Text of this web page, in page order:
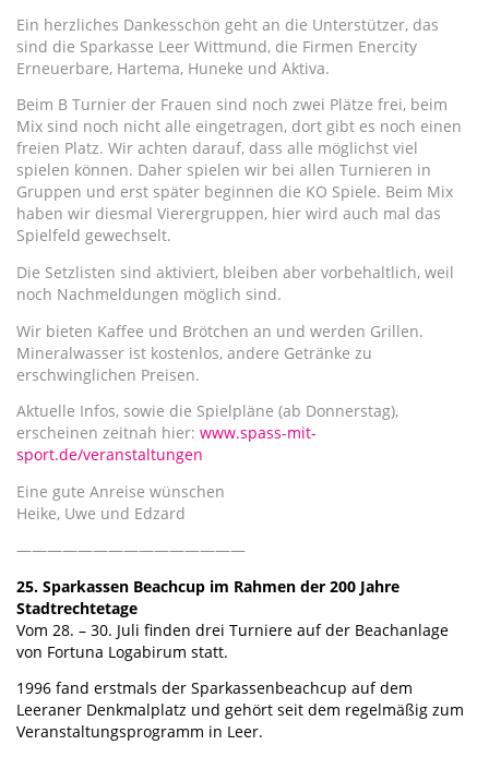
Ein herzliches Dankesschön geht an die Unterstützer, das
sind die Sparkasse Leer Wittmund, die Firmen Enercity
Erneuerbare, Hartema, Huneke und Aktiva.
Beim B Turnier der Frauen sind noch zwei Plätze frei, beim
Mix sind noch nicht alle eingetragen, dort gibt es noch einen
freien Platz. Wir achten darauf, dass alle möglichst viel
spielen können. Daher spielen wir bei allen Turnieren in
Gruppen und erst später beginnen die KO Spiele. Beim Mix
haben wir diesmal Vierergruppen, hier wird auch mal das
Spielfeld gewechselt.
Die Setzlisten sind aktiviert, bleiben aber vorbehaltlich, weil
noch Nachmeldungen möglich sind.
Wir bieten Kaffee und Brötchen an und werden Grillen.
Mineralwasser ist kostenlos, andere Getränke zu
erschwinglichen Preisen.
Aktuelle Infos, sowie die Spielpläne (ab Donnerstag),
erscheinen zeitnah hier: www.spass-mit-
sport.de/veranstaltungen
Eine gute Anreise wünschen
Heike, Uwe und Edzard
———————————————
25. Sparkassen Beachcup im Rahmen der 200 Jahre
Stadtrechtetage
Vom 28. – 30. Juli finden drei Turniere auf der Beachanlage
von Fortuna Logabirum statt.
1996 fand erstmals der Sparkassenbeachcup auf dem
Leeraner Denkmalplatz und gehört seit dem regelmäßig zum
Veranstaltungsprogramm in Leer.